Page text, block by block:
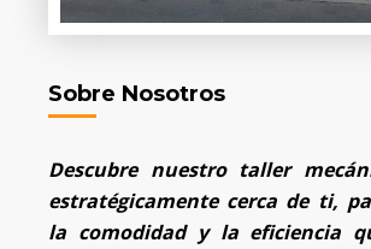
Sobre Nosotros
Descubre nuestro taller
estratégicamente cerca de ti,
la comodidad y la eficiencia